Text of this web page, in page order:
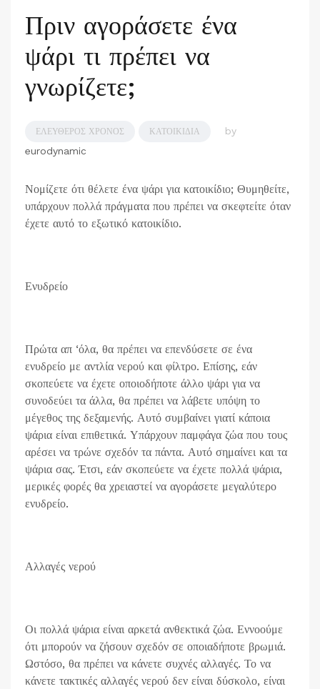
Πριν αγοράσετε ένα
ψάρι τι πρέπει να
γνωρίζετε;
ΕΛΕΎΘΕΡΟΣ ΧΡΌΝΟΣ ΚΑΤΟΙΚΊΔΙΑ
by
eurodynamic
Νομίζετε ότι θέλετε ένα ψάρι για κατοικίδιο; Θυμηθείτε,
υπάρχουν πολλά πράγματα που πρέπει να σκεφτείτε όταν
έχετε αυτό το εξωτικό κατοικίδιο.
Ενυδρείο
Πρώτα απ ‘όλα, θα πρέπει να επενδύσετε σε ένα
ενυδρείο με αντλία νερού και φίλτρο. Επίσης, εάν
σκοπεύετε να έχετε οποιοδήποτε άλλο ψάρι για να
συνοδεύει τα άλλα, θα πρέπει να λάβετε υπόψη το
μέγεθος της δεξαμενής. Αυτό συμβαίνει γιατί κάποια
ψάρια είναι επιθετικά. Υπάρχουν παμφάγα ζώα που τους
αρέσει να τρώνε σχεδόν τα πάντα. Αυτό σημαίνει και τα
ψάρια σας. Έτσι, εάν σκοπεύετε να έχετε πολλά ψάρια,
μερικές φορές θα χρειαστεί να αγοράσετε μεγαλύτερο
ενυδρείο.
Αλλαγές νερού
Οι πολλά ψάρια είναι αρκετά ανθεκτικά ζώα. Εννοούμε
ότι μπορούν να ζήσουν σχεδόν σε οποιαδήποτε βρωμιά.
Ωστόσο, θα πρέπει να κάνετε συχνές αλλαγές. Το να
κάνετε τακτικές αλλαγές νερού δεν είναι δύσκολο, είναι